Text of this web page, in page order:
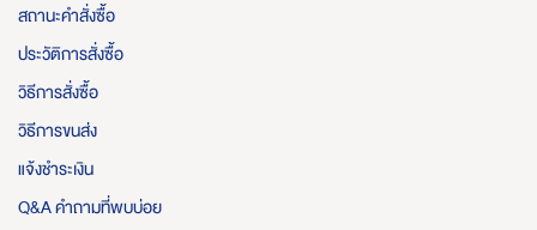
สถานะคำสั่งซื้อ
ประวัติการสั่งซื้อ
วิธีการสั่งซื้อ
วิธีการขนส่ง
แจ้งชำระเงิน
Q&A คำถามที่พบบ่อย